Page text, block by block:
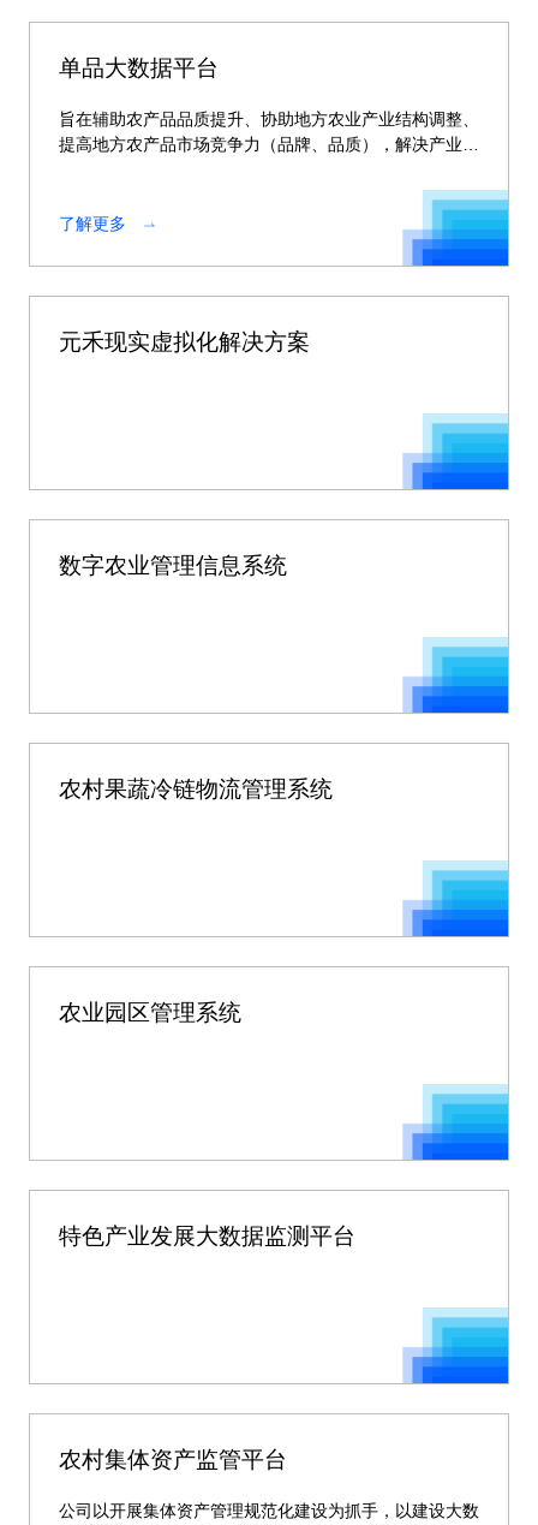
单品大数据平台
旨在辅助农产品品质提升、协助地方农业产业结构调整、
提高地方农产品市场竞争力（品牌、品质），解决产业供
了解更多
元禾现实虚拟化解决方案
数字农业管理信息系统
农村果蔬冷链物流管理系统
农业园区管理系统
特色产业发展大数据监测平台
农村集体资产监管平台
公司以开展集体资产管理规范化建设为抓手，以建设大数